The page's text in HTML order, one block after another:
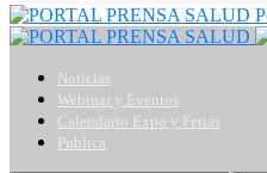
Noticias
Webinar y Eventos
Calendario Expo y Ferias
Publica